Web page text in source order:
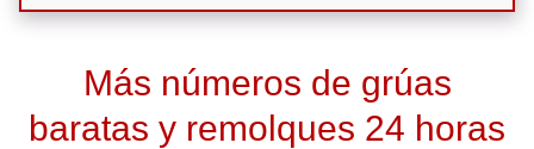
Más números de grúas
baratas y remolques 24 horas